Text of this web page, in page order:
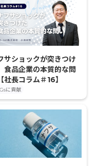
サショックが突きつけ
食品企業の本質的な問
社長コラム＃16】
に貢献